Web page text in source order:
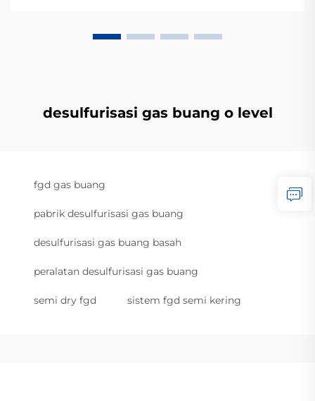
desulfurisasi gas buang o level
fgd gas buang
pabrik desulfurisasi gas buang
desulfurisasi gas buang basah
peralatan desulfurisasi gas buang
semi dry fgd sistem fgd semi kering